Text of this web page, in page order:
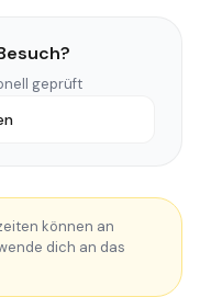
geprüft
können an
dich an das